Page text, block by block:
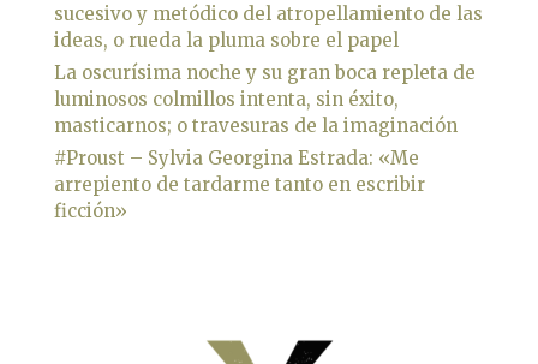
sucesivo y metódico del atropellamiento de las
ideas, o rueda la pluma sobre el papel
La oscurísima noche y su gran boca repleta de
luminosos colmillos intenta, sin éxito,
masticarnos; o travesuras de la imaginación
#Proust – Sylvia Georgina Estrada: «Me
arrepiento de tardarme tanto en escribir
ficción»